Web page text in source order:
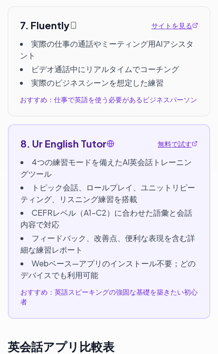
7. Fluently サイトを見る
実際の仕事の通話やミーティング用AIアシスタ
ント
ビデオ通話中にリアルタイムでコーチング
実際のビジネスシーンを想定した練習
おすすめ：仕事で英語を使う必要があるビジネスパーソン
8. Ur English Tutor 無料で試す
4つの練習モードを備えたAI英会話トレーニン
グツール
トピック会話、ロールプレイ、ユニットリピー
ティング、リスニング練習を搭載
CEFRレベル（A1–C2）に合わせた語彙と会話
内容で対応
フィードバック、改善点、便利な表現を含む詳
細な練習レポート
Webベース—アプリのインストール不要；どの
デバイスでも利用可能
おすすめ：英語スピーキングの強固な基礎を築きたい初心
者
英会話アプリ比較表